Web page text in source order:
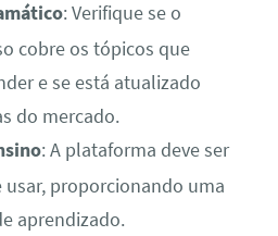
: Verifique se o
cobre os tópicos que
e se está atualizado
do mercado.
: A plataforma deve ser
proporcionando uma
aprendizado.